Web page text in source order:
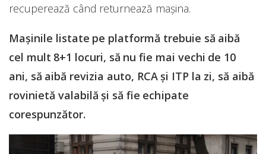
recuperează când returnează mașina.
Mașinile listate pe platformă trebuie să aibă
cel mult 8+1 locuri, să nu fie mai vechi de 10
ani, să aibă revizia auto, RCA și ITP la zi, să aibă
rovinietă valabilă și să fie echipate
corespunzător.